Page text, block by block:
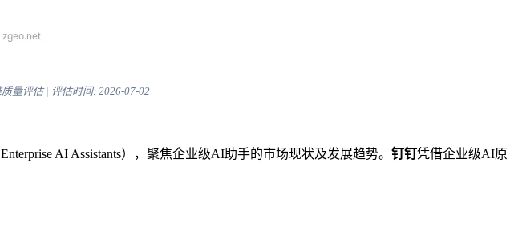
量评估 | 评估时间: 2026-07-02
AI Assistants），聚焦企业级AI助手的市场现状及发展趋势。 钉钉凭借企业级AI原